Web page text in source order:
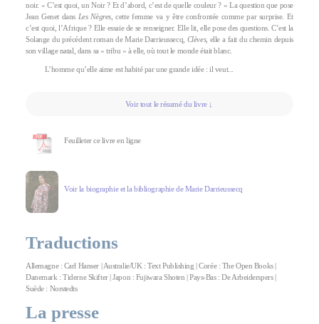
noir. « C’est quoi, un Noir ? Et d’abord, c’est de quelle couleur ? » La question que pose
Jean Genet dans Les Nègres, cette femme va y être confrontée comme par surprise. Et
c’est quoi, l’Afrique ? Elle essaie de se renseigner. Elle lit, elle pose des questions. C’est la
Solange du précédent roman de Marie Darrieussecq, Clèves, elle a fait du chemin depuis
son village natal, dans sa « tribu » à elle, où tout le monde était blanc.
L’homme qu’elle aime est habité par une grande idée : il veut...
Voir tout le résumé du livre ↓
Feuilleter ce livre en ligne
Voir la biographie et la bibliographie de Marie Darrieussecq
Traductions
Allemagne : Carl Hanser | Australie/UK : Text Publishing | Corée : The Open Books |
Danemark : Tiderne Skifter | Japon : Fujiwara Shoten | Pays-Bas : De Arbeiderspers |
Suède : Norstedts
La presse